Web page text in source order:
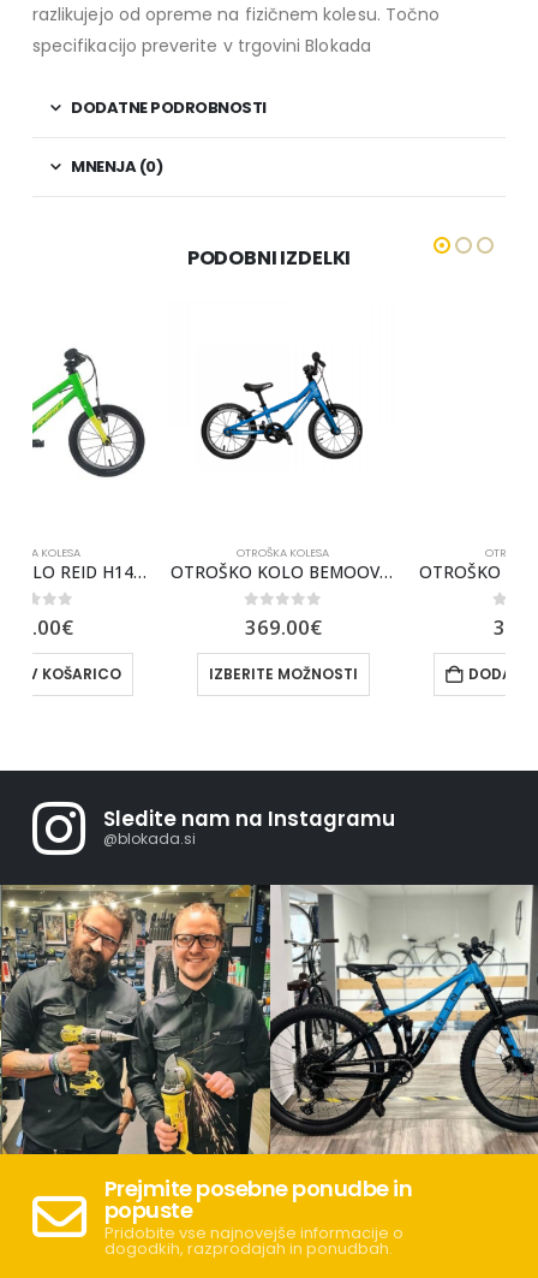
razlikujejo od opreme na fizičnem kolesu. Točno
specifikacijo preverite v trgovini Blokada
DODATNE PODROBNOSTI
MNENJA (0)
PODOBNI IZDELKI
OTROŠKO KOLO BEMOOV M14
IZBERITE MOŽNOSTI
OTROŠKO KOLO REID H16 – MODRO
DODAJ V KOŠARICO
Sledite nam na Instagramu
@blokada.si
Prejmite posebne ponudbe in
popuste
Pridobite vse najnovejše informacije o
dogodkih, razprodajah in ponudbah.